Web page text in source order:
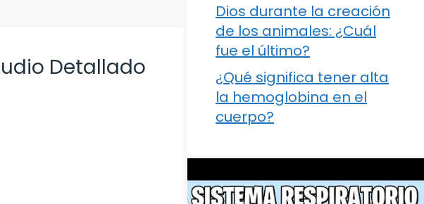
Detallado
Dios durante la creación
de los animales: ¿Cuál
fue el último?
¿Qué significa tener alta
la hemoglobina en el
cuerpo?